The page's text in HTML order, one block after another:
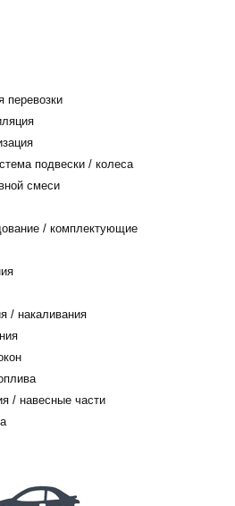
перевозки
подвески / колеса
смеси
/ комплектующие
/ накаливания
/ навесные части